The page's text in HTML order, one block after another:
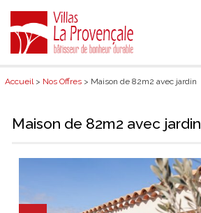
Accueil> Nos Offres > Maison de 82m2 avec jardin
Maison de 82m2 avec jardin